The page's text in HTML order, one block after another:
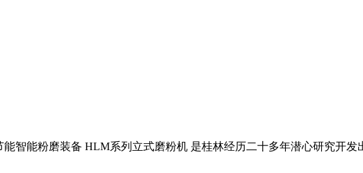
智能粉磨装备 HLM系列立式磨粉机 是桂林经历二十多年潜心研究开发